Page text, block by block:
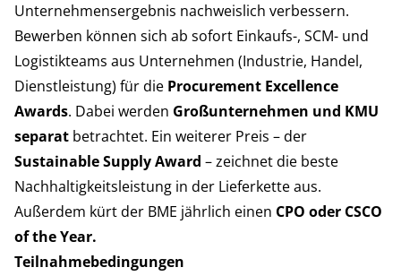
Unternehmensergebnis nachweislich verbessern.
Bewerben können sich ab sofort Einkaufs-, SCM- und
Logistikteams aus Unternehmen (Industrie, Handel,
Dienstleistung) für die Procurement Excellence
Awards. Dabei werden Großunternehmen und KMU
separat betrachtet. Ein weiterer Preis – der
Sustainable Supply Award – zeichnet die beste
Nachhaltigkeitsleistung in der Lieferkette aus.
Außerdem kürt der BME jährlich einen CPO oder CSCO
of the Year.
Teilnahmebedingungen